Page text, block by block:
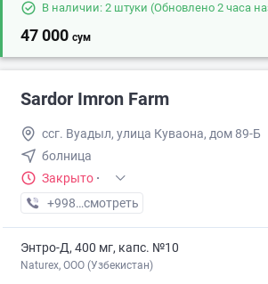
В наличии: 2 штуки (Обновлено 2 часа
47 000 сум
Sardor Imron Farm
ссг. Вуадыл, улица Куваона, дом 89-Б
болница
Закрыто ·
+998 (99) XXX-XX-XX
смотреть
Энтро-Д, 400 мг, капс. №10
Naturex, OOO (Узбекистан)